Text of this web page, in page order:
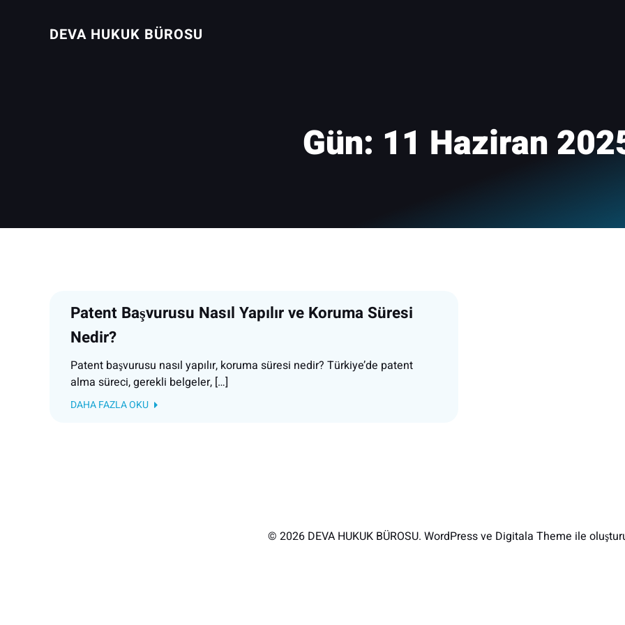
DEVA HUKUK BÜROSU
Gün: 11 Haziran
Patent Başvurusu Nasıl Yapılır ve Koruma Süresi
Nedir?
Patent başvurusu nasıl yapılır, koruma süresi nedir? Türkiye’de patent
alma süreci, gerekli belgeler, […]
DAHA FAZLA OKU
© 2026 DEVA HUKUK BÜROSU. WordPress ve Digitala Theme ile